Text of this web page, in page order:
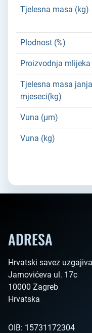
Tjelesna masa (kg)
Plodnost (%)
Proizvodnja mlijeka
Tjelesna masa
mjeseci(kg)
Vuna (µm)
Vuna (kg)
ADRESA
Hrvatski savez
Jarnovićeva ul. 17c
10000 Zagreb
Hrvatska
OIB: 15731172304